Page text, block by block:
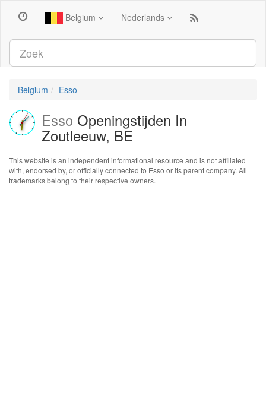
Belgium Nederlands
Belgium Esso
Esso Openingstijden In
Zoutleeuw, BE
This website is an independent informational resource and is not affiliated
with, endorsed by, or officially connected to Esso or its parent company. All
trademarks belong to their respective owners.